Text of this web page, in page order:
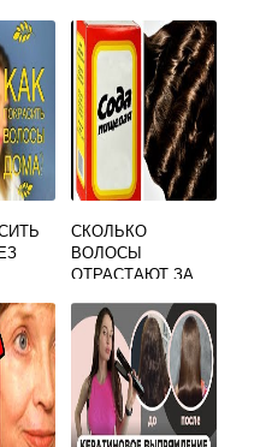
СКОЛЬКО
ВОЛОСЫ
ОТРАСТАЮТ ЗА